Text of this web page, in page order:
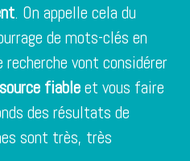
. On appelle cela du
de mots-clés en
vont considérer
source fiableet vous faire
des résultats de
sont très, très